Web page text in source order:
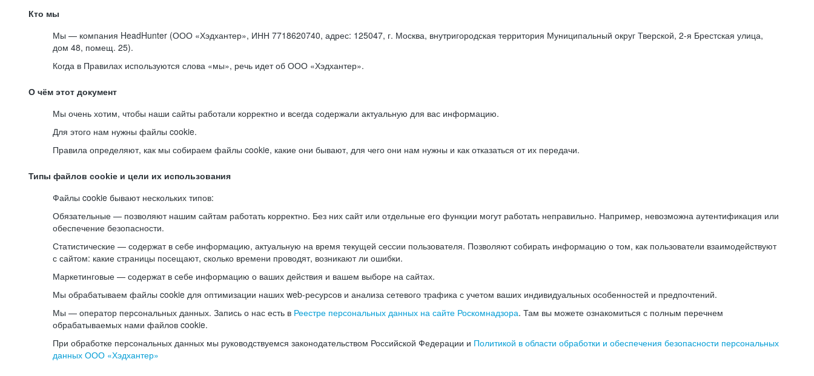
Кто мы
Мы — компания HeadHunter (ООО «Хэдхантер», ИНН 7718620740, адрес: 125047, г. Москва, внутригородская территория Муниципальный округ Тверской, 2-я Брестская улица,
дом 48, помещ. 25).
Когда в Правилах используются слова «мы», речь идет об ООО «Хэдхантер».
О чём этот документ
Мы очень хотим, чтобы наши сайты работали корректно и всегда содержали актуальную для вас информацию.
Для этого нам нужны файлы cookie.
Правила определяют, как мы собираем файлы cookie, какие они бывают, для чего они нам нужны и как отказаться от их передачи.
Типы файлов cookie и цели их использования
Файлы cookie бывают нескольких типов:
Обязательные — позволяют нашим сайтам работать корректно. Без них сайт или отдельные его функции могут работать неправильно. Например, невозможна аутентификация или
обеспечение безопасности.
Статистические — содержат в себе информацию, актуальную на время текущей сессии пользователя. Позволяют собирать информацию о том, как пользователи взаимодействуют
с сайтом: какие страницы посещают, сколько времени проводят, возникают ли ошибки.
Маркетинговые — содержат в себе информацию о ваших действия и вашем выборе на сайтах.
Мы обрабатываем файлы cookie для оптимизации наших web-ресурсов и анализа сетевого трафика с учетом ваших индивидуальных особенностей и предпочтений.
Мы — оператор персональных данных. Запись о нас есть в Реестре персональных данных на сайте Роскомнадзора. Там вы можете ознакомиться с полным перечнем
обрабатываемых нами файлов cookie.
При обработке персональных данных мы руководствуемся законодательством Российской Федерации и Политикой в области обработки и обеспечения безопасности персональных
данных ООО «Хэдхантер»